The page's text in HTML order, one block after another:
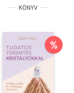
KÖNYV
%